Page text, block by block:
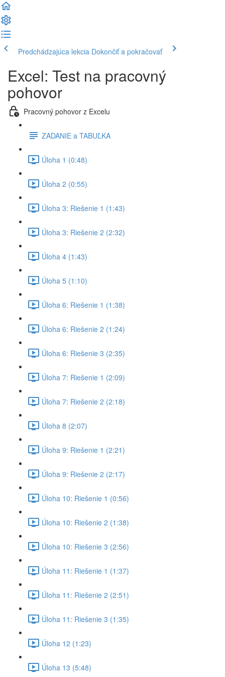
Predchádzajúca lekcia Dokončiť a pokračovať
Excel: Test na pracovný
pohovor
Pracovný pohovor z Excelu
ZADANIE a TABUĽKA
Úloha 1 (0:48)
Úloha 2 (0:55)
Úloha 3: Riešenie 1 (1:43)
Úloha 3: Riešenie 2 (2:32)
Úloha 4 (1:43)
Úloha 5 (1:10)
Úloha 6: Riešenie 1 (1:38)
Úloha 6: Riešenie 2 (1:24)
Úloha 6: Riešenie 3 (2:35)
Úloha 7: Riešenie 1 (2:09)
Úloha 7: Riešenie 2 (2:18)
Úloha 8 (2:07)
Úloha 9: Riešenie 1 (2:21)
Úloha 9: Riešenie 2 (2:17)
Úloha 10: Riešenie 1 (0:56)
Úloha 10: Riešenie 2 (1:38)
Úloha 10: Riešenie 3 (2:56)
Úloha 11: Riešenie 1 (1:37)
Úloha 11: Riešenie 2 (2:51)
Úloha 11: Riešenie 3 (1:35)
Úloha 12 (1:23)
Úloha 13 (5:48)